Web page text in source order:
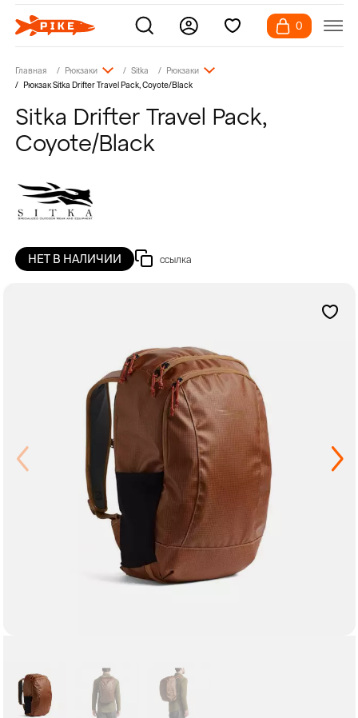
0
Главная Рюкзаки Sitka
Рюкзаки
Рюкзак Sitka Drifter Travel Pack, Coyote/Black
Sitka Drifter Travel Pack,
Coyote/Black
НЕТ В НАЛИЧИИ ссылка